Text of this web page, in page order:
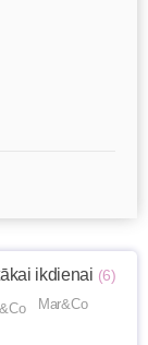
ikdienai (6)
Mar&Co